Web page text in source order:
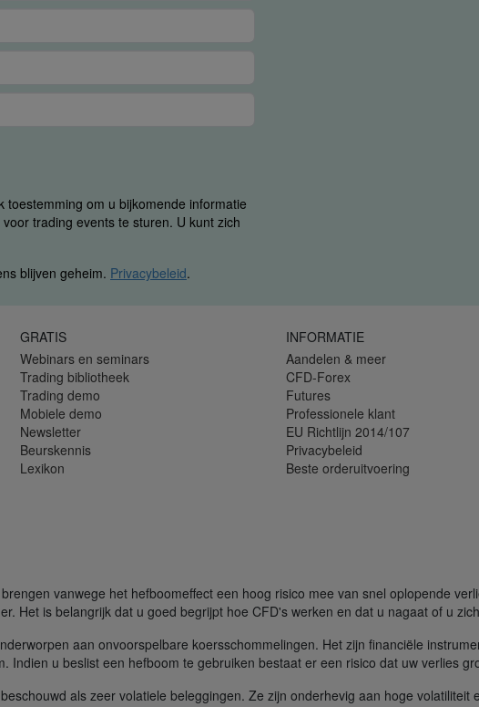
om u bijkomende informatie
trading events te sturen. U kunt zich
blijven geheim. Privacybeleid.
GRATIS
Webinars en seminars
Trading bibliotheek
Trading demo
Mobiele demo
Newsletter
Beurskennis
Lexikon
INFORMATIE
Aandelen & meer
CFD-Forex
Futures
Professionele klant
EU Richtlijn 2014/107
Privacybeleid
Beste orderuitvoering
vanwege het hefboomeffect een hoog risico mee van snel oplopende
Het is belangrijk dat u goed begrijpt hoe CFD's werken en dat u nagaat of u
aan onvoorspelbare koersschommelingen. Het zijn financiële
Indien u beslist een hefboom te gebruiken bestaat er een risico dat uw verlies
als zeer volatiele beleggingen. Ze zijn onderhevig aan hoge volatiliteit